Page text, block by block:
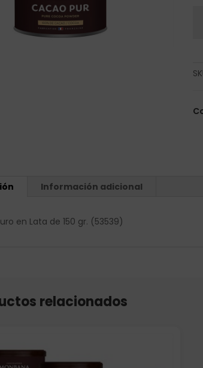
Información adicional
en Lata de 150 gr. (53539)
relacionados